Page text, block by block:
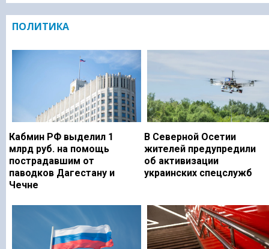
ПОЛИТИКА
Кабмин РФ выделил 1
млрд руб. на помощь
пострадавшим от
паводков Дагестану и
Чечне
В Северной Осетии
жителей предупредили
об активизации
украинских спецслужб